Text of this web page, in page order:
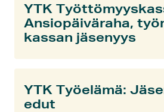
YTK
Ansiopäiväraha,
kassan jäsenyys
YTK Työelämä:
edut